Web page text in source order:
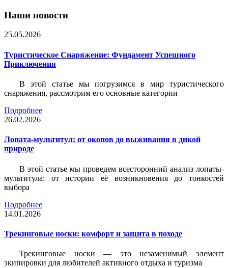
Наши новости
25.05.2026
Туристическое Снаряжение: Фундамент Успешного
Приключения
В этой статье мы погрузимся в мир туристического
снаряжения, рассмотрим его основные категории
Подробнее
26.02.2026
Лопата-мультитул: от окопов до выживания в дикой
природе
В этой статье мы проведем всесторонний анализ лопаты-
мультитула: от истории её возникновения до тонкостей
выбора
Подробнее
14.01.2026
Трекинговые носки: комфорт и защита в походе
Трекинговые носки — это незаменимый элемент
экипировки для любителей активного отдыха и туризма